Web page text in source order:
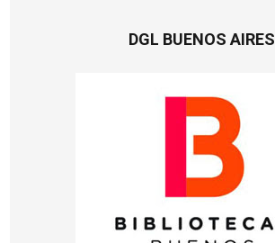
DGL BUENOS AIRES